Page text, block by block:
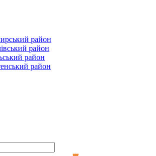
район
район
район
район